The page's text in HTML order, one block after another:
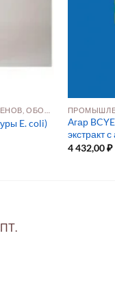
E. coli)
Агар
экстракт
4 432,00₽